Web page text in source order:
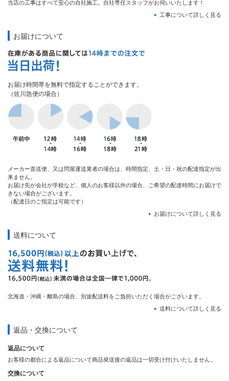
当店の工事はすべて安心の自社施工。自社専任スタッフがお伺いいたします！
工事について詳しく見る
お届けについて
お届け時間帯を無料で指定することができます。
（佐川急便の場合）
メーカー直送便、又は問屋運送業者の場合は、時間指定、土・日・祝の配達指定が出
来ません。
お届け先が会社が学校など、個人のお客様以外の場合、ご希望の配達時間にお届けで
きない場合がございます。
（配達日のご指定は可能です）
お届けについて詳しく見る
送料について
北海道・沖縄・離島の場合、別途配送料をご負担いただく場合がございます。
送料について詳しく見る
返品・交換について
返品について
お客様の都合による返品について商品発送後の返品は一切受け付けいたしません。
交換について